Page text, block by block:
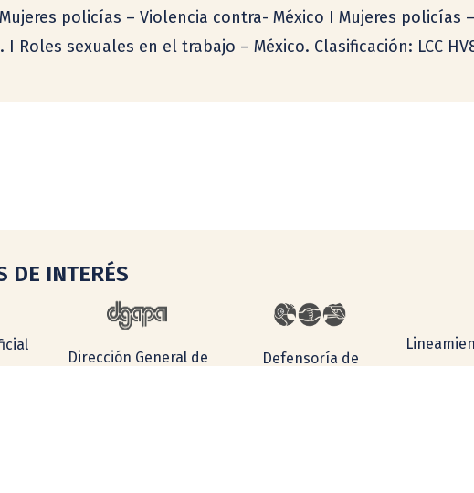
policías – Violencia contra- México I Mujeres policías
sexuales en el trabajo – México. Clasificación: LCC
DE INTERÉS
Dirección General de
Defensoría de